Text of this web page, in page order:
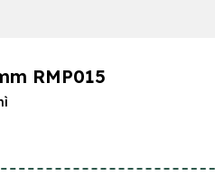
RMP015